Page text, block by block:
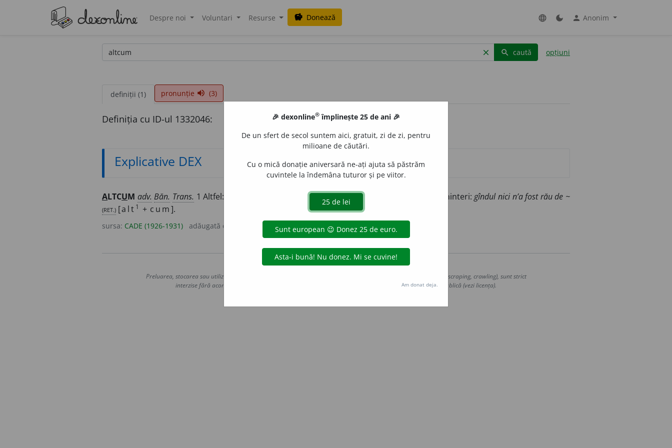
Despre noi Voluntari Resurse savings Donează language dark_mode person Anonim
clear search caută opțiuni
definiții (1) pronunție volume_up (3)
Definiția cu ID-ul 1332046:
Explicative DEX
ALTCUM adv. Băn. Trans. 1 Altfel: caută și mă ascultă, ~ nu mai stăm de vorbă de altminteri:gîndul nici n’a fost rău de ~
(RET.) [alt 1 + cum].
sursa: CADE (1926-1931) adăugată de acțiuni
Copyright © 2004-2026 dexonline (https://dexonline.ro)
Preluarea, stocarea sau utilizarea datelor de pe acest site, inclusiv prin orice metode de extragere automată (web scraping, crawling), sunt strict
interzise fără acordul nostru prealabil scris, cu excepția seturilor de date oferite oficial spre utilizare publică (vezi licența).
🎉 dexonline® împlinește 25 de ani 🎉
De un sfert de secol suntem aici, gratuit, zi de zi, pentru
milioane de căutări.
Cu o mică donație aniversară ne-ați ajuta să păstrăm
cuvintele la îndemâna tuturor și pe viitor.
Am donat deja.